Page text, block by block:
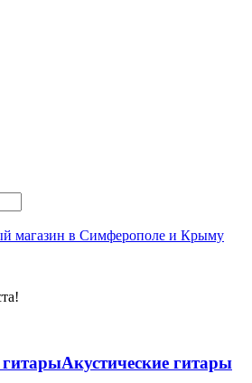
гитарыАкустические гитары